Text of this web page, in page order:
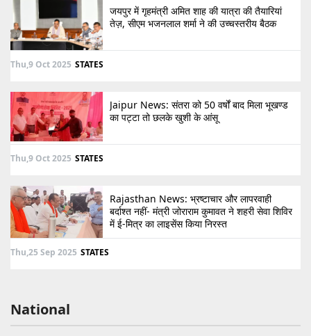
जयपुर में गृहमंत्री अमित शाह की यात्रा की तैयारियां
तेज़, सीएम भजनलाल शर्मा ने की उच्चस्तरीय बैठक
Thu,9 Oct 2025 STATES
Jaipur News: संतरा को 50 वर्षों बाद मिला भूखण्ड
का पट्टा तो छलके खुशी के आंसू
Thu,9 Oct 2025 STATES
Rajasthan News: भ्रष्टाचार और लापरवाही
बर्दाश्त नहीं- मंत्री जोराराम कुमावत ने शहरी सेवा शिविर
में ई-मित्र का लाइसेंस किया निरस्त
Thu,25 Sep 2025 STATES
National